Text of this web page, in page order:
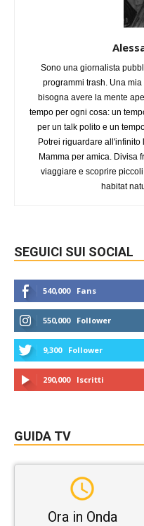
Sono una giornalista
programmi trash. Una
bisogna avere la mente
tempo per ogni cosa: un
per un talk polito e un
Potrei riguardare all'infinito
Mamma per amica. Divisa
viaggiare e scoprire
habitat
SEGUICI SUI SOCIAL
540,000 Fans
550,000 Follower
9,300 Follower
290,000 Iscritti
GUIDA TV
Ora in Onda